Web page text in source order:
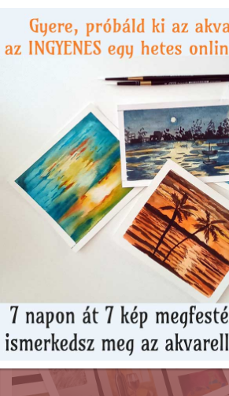
Ha megtanulsz
bármit
életben! -
vezérigazgatói